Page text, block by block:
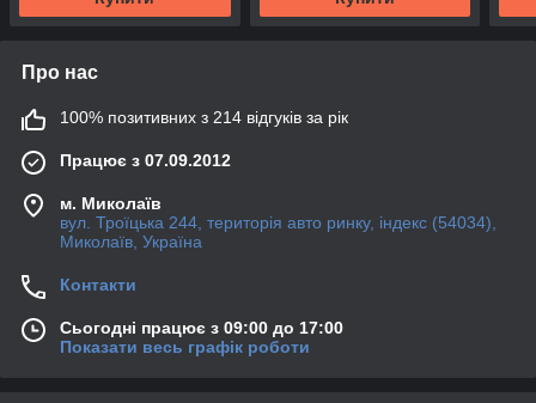
Про нас
100% позитивних з 214 відгуків за рік
Працює з 07.09.2012
м. Миколаїв
вул. Троїцька 244, територія авто ринку, індекс (54034),
Миколаїв, Україна
Контакти
Сьогодні працює з 09:00 до 17:00
Показати весь графік роботи